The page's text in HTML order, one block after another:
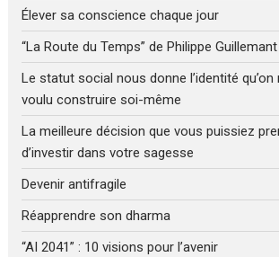
Élever sa conscience chaque jour
“La Route du Temps” de Philippe Guillemant
Le statut social nous donne l’identité qu’on
voulu construire soi-même
La meilleure décision que vous puissiez
d’investir dans votre sagesse
Devenir antifragile
Réapprendre son dharma
“AI 2041” : 10 visions pour l’avenir